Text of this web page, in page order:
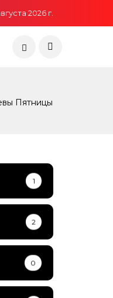
2026 г.
Пятницы
1
2
0